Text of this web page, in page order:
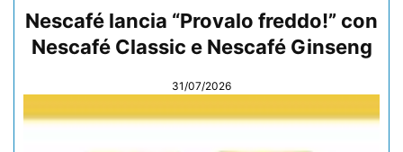
Nescafé lancia “Provalo freddo!” con
Nescafé Classic e Nescafé Ginseng
31/07/2026